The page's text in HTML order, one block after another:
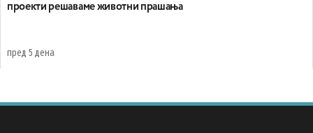
проекти решаваме животни прашања
пред 5 дена